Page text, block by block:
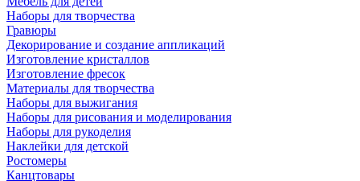
Наборы для творчества
Гравюры
Декорирование и создание аппликаций
Изготовление кристаллов
Изготовление фресок
Материалы для творчества
Наборы для выжигания
Наборы для рисования и моделирования
Наборы для рукоделия
Наклейки для детской
Ростомеры
Канцтовары